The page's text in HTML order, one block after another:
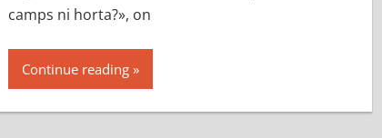
camps ni horta?», on
Continue reading